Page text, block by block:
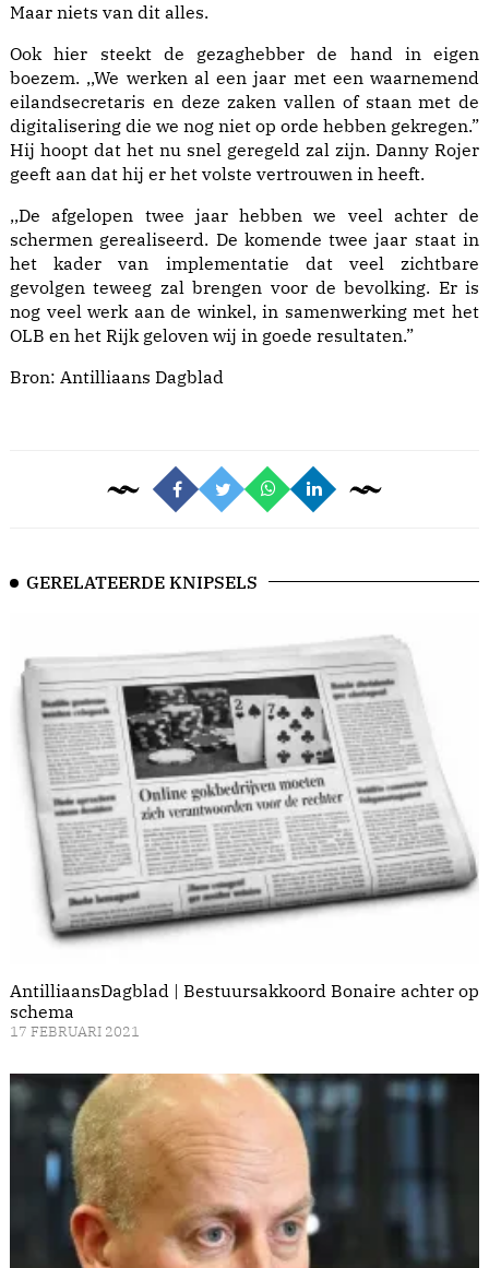
Maar niets van dit alles.
Ook hier steekt de gezaghebber de hand in eigen
boezem. ,,We werken al een jaar met een waarnemend
eilandsecretaris en deze zaken vallen of staan met de
digitalisering die we nog niet op orde hebben gekregen.”
Hij hoopt dat het nu snel geregeld zal zijn. Danny Rojer
geeft aan dat hij er het volste vertrouwen in heeft.
,,De afgelopen twee jaar hebben we veel achter de
schermen gerealiseerd. De komende twee jaar staat in
het kader van implementatie dat veel zichtbare
gevolgen teweeg zal brengen voor de bevolking. Er is
nog veel werk aan de winkel, in samenwerking met het
OLB en het Rijk geloven wij in goede resultaten.”
Bron: Antilliaans Dagblad
GERELATEERDE KNIPSELS
AntilliaansDagblad | Bestuursakkoord Bonaire achter op
schema
17 FEBRUARI 2021